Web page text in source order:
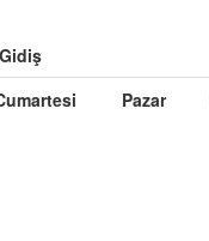
Gidiş
Pazar